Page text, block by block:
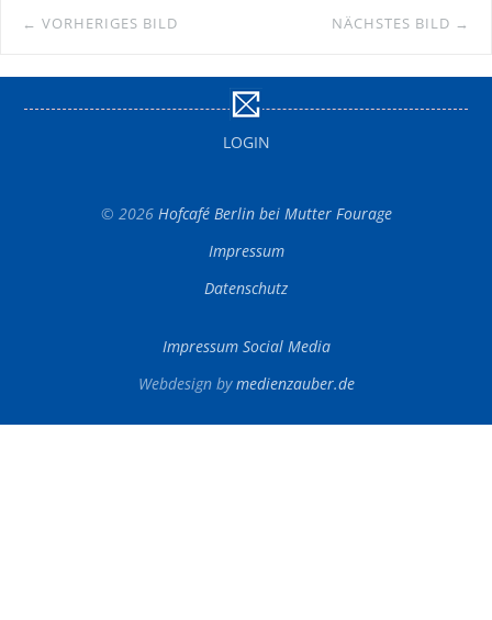
← VORHERIGES BILD NÄCHSTES BILD →
LOGIN
© 2026 Hofcafé Berlin bei Mutter Fourage
Impressum
Datenschutz
Impressum Social Media
Webdesign bymedienzauber.de